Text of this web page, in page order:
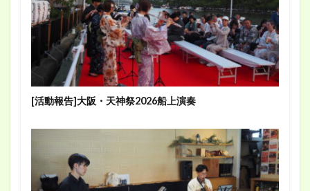
[活動報告]大阪・天神祭2026船上演奏